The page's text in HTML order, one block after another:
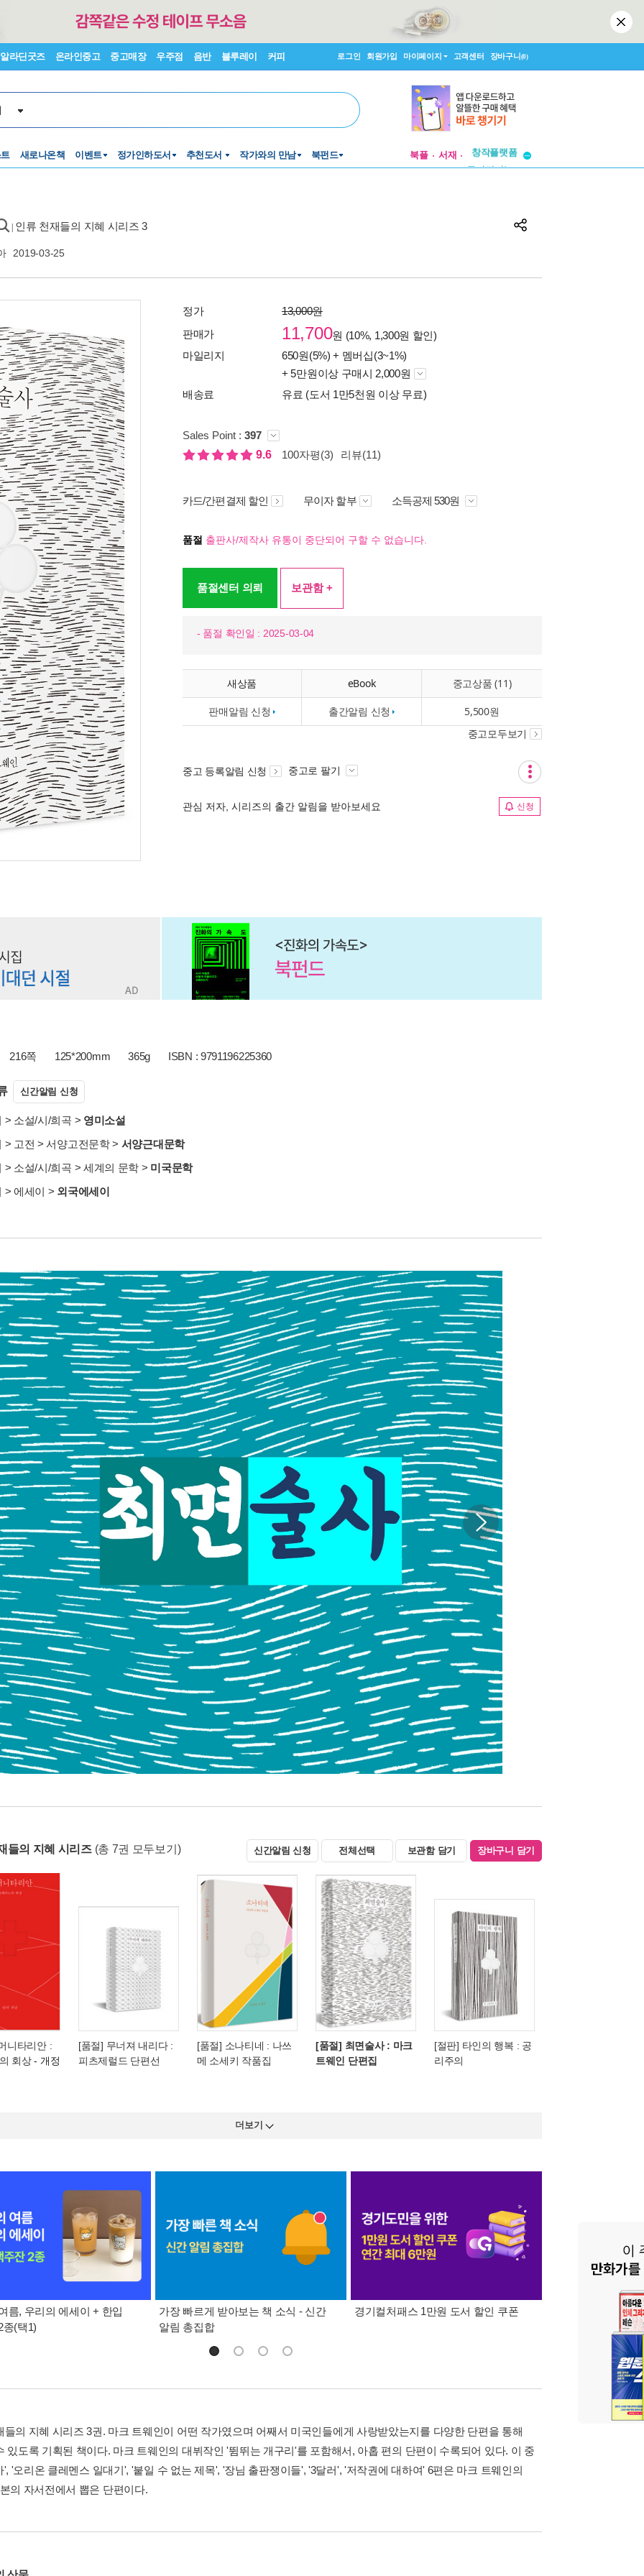
알라딘굿즈 온라인중고 중고매장 우주점 음반 블루레이 커피 로그인 회원가입 마이페이지 고객센터 장바구니(0)
새로나온책 이벤트 정가인하도서 추천도서 작가와의 만남 북펀드 북플 서재
투비컨티뉴드
인류 천재들의 지혜 시리즈 3
2019-03-25
정가
13,000원
판매가
11,700원 (10%, 1,300원 할인)
마일리지
650원(5%) + 멤버십(3~1%)
+ 5만원이상 구매시 2,000원
배송료
유료 (도서 1만5천원 이상 무료)
Sales Point : 397
9.6
100자평(3) 리뷰(11)
카드/간편결제 할인 무이자 할부 소득공제 530원
품절 출판사/제작사 유통이 중단되어 구할 수 없습니다.
품절센터 의뢰 보관함 +
- 품절 확인일 : 2025-03-04
새상품 eBook 중고상품 (11)
판매알림 신청 출간알림 신청 5,500원
중고모두보기
중고 등록알림 신청 중고로 팔기
관심 저자, 시리즈의 출간 알림을 받아보세요 신청
216쪽 125*200mm 365g ISBN : 9791196225360
신간알림 신청
> 소설/시/희곡 > 영미소설
> 고전 >서양고전문학> 서양근대문학
> 소설/시/희곡 > 세계의 문학 > 미국문학
> 에세이 > 외국에세이
들의 지혜 시리즈 (총 7권 모두보기) 신간알림 신청 전체선택 보관함 담기 장바구니 담기
니타리안 :
회상- 개정
[품절] 무너져 내리다 :
피츠제럴드 단편선
[품절] 소나티네 : 나쓰
메 소세키 작품집
[품절] 최면술사 : 마크
트웨인 단편집
[절판] 타인의 행복 : 공
리주의
더보기
름, 우리의 에세이 + 한입
종(택1)
가장 빠르게 받아보는 책 소식 - 신간
알림 총집합
경기컬처패스 1만원 도서 할인 쿠폰 삼성카드가 쏜다! 알
들의 지혜 시리즈 3권. 마크 트웨인이 어떤 작가였으며 어째서 미국인들에게 사랑받았는지를 다양한 단편을 통해
있도록 기획된 책이다. 마크 트웨인의 대뷔작인 '뜀뛰는 개구리'를 포함해서, 아홉 편의 단편이 수록되어 있다. 이 중
', '오리온 클레멘스 일대기', '붙일 수 없는 제목', '장님 출판쟁이들', '3달러', '저작권에 대하여' 6편은 마크 트웨인의
의 자서전에서 뽑은 단편이다.